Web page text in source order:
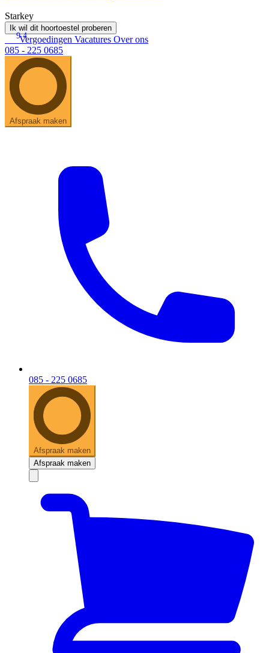
Starkey
Ik wil dit hoortoestel proberen
9.4
Vergoedingen Vacatures Over ons
085 - 225 0685
Afspraak maken
085 - 225 0685
Afspraak maken
Afspraak maken